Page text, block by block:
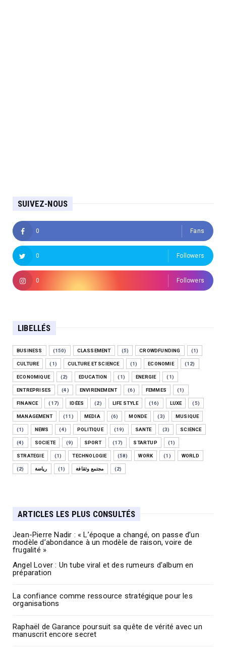
SUIVEZ-NOUS
0 Fans
0 Followers
0 Followers
LIBELLÉS
BUSINESS (150) CLASSEMENT (5) CROWDFUNDING (1)
CULTURE (1) CULTURE ET SCIENCE (1) ECONOMIE (12)
ECONOMIQUE (2) EDUCATION (1) ENERGIE (1)
ENTREPRISES (4) ENVIRENEMENT (6) FEMMES (1)
FINANCE (17) IDÉES (2) LIFE STYLE (16) LUXE (5)
MANAGEMENT (11) MEDIA (6) MONDE (3) MUSIQUE
(1) NEWS (4) POLITIQUE (19) SANTE (3) SCIENCE
(4) SOCIETE (9) SPORT (17) STARTUP (1)
STRATEGIE (1) TECHNOLOGIE (58) WORK (1) WORLD
(2) رياضة (1) مجتمع وثقافة (2)
ARTICLES LES PLUS CONSULTÉS
Jean-Pierre Nadir : « L’époque a changé, on passe d’un
modèle d’abondance à un modèle de raison, voire de
frugalité »
Angel Lover : Un tube viral et des rumeurs d'album en
préparation
La confiance comme ressource stratégique pour les
organisations
Raphaël de Garance poursuit sa quête de vérité avec un
manuscrit encore secret